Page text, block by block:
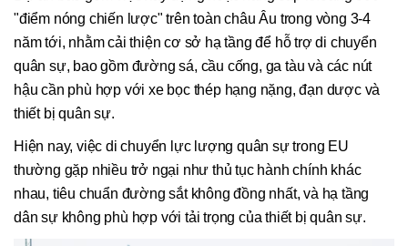
"điểm nóng chiến lược" trên toàn châu Âu trong vòng 3-4
năm tới, nhằm cải thiện cơ sở hạ tầng để hỗ trợ di chuyển
quân sự, bao gồm đường sá, cầu cống, ga tàu và các nút
hậu cần phù hợp với xe bọc thép hạng nặng, đạn dược và
thiết bị quân sự.
Hiện nay, việc di chuyển lực lượng quân sự trong EU
thường gặp nhiều trở ngại như thủ tục hành chính khác
nhau, tiêu chuẩn đường sắt không đồng nhất, và hạ tầng
dân sự không phù hợp với tải trọng của thiết bị quân sự.